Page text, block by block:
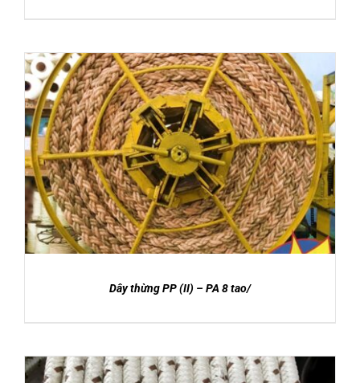
DETAILS
Dây thừng PP (II) – PA 8 tao/